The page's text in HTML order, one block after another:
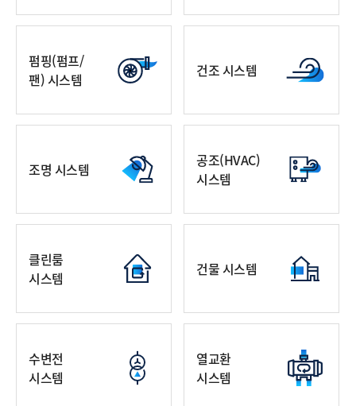
펌핑(펌프/
팬) 시스템
건조 시스템
조명 시스템
공조(HVAC)
시스템
클린룸
시스템
건물 시스템
수변전
시스템
열교환
시스템